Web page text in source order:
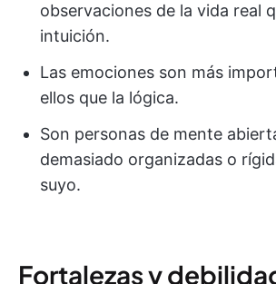
observaciones de la vida real
intuición.
Las emociones son más
ellos que la lógica.
Son personas de mente
demasiado organizadas o
suyo.
Fortalezas y